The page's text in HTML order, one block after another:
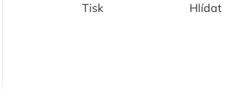
Tisk Hlídat